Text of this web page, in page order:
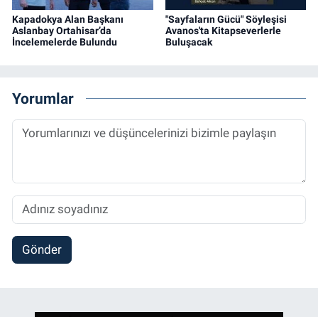
Kapadokya Alan Başkanı
Aslanbay Ortahisar’da
İncelemelerde Bulundu
"Sayfaların Gücü" Söyleşisi
Avanos'ta Kitapseverlerle
Buluşacak
Yorumlar
Gönder